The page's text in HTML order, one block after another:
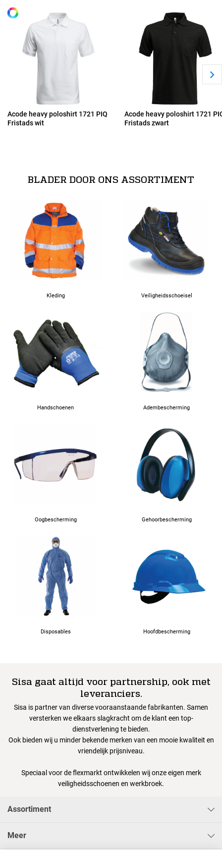
3XL
Acode heavy poloshirt 1721 PIQ
Fristads wit
Acode heavy poloshirt 1721
Fristads zwart
BLADER DOOR ONS ASSORTIMENT
Kleding Veiligheidsschoeisel
Handschoenen Adembescherming
Oogbescherming Gehoorbescherming
Disposables Hoofdbescherming
Sisa gaat altijd voor partnership, ook met
leveranciers.
Sisa is partner van diverse vooraanstaande fabrikanten. Samen
versterken we elkaars slagkracht om de klant een top-
dienstverlening te bieden.
Ook bieden wij u minder bekende merken van een mooie kwaliteit en
vriendelijk prijsniveau.
Speciaal voor de flexmarkt ontwikkelen wij onze eigen merk
veiligheidsschoenen en werkbroek.
Assortiment
Meer